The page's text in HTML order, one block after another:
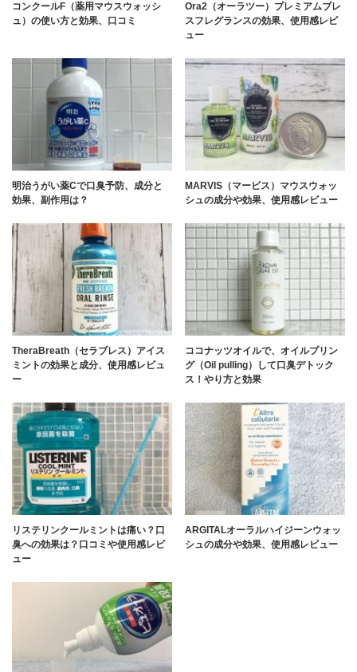
コンクールF（薬用マウスウォッシ
ュ）の使い方と効果、口コミ
Ora2（オーラツー）プレミアムブレ
スフレグランスの効果、使用感レビ
ュー
明治うがい薬Cで口臭予防、成分と
効果、副作用は？
MARVIS（マービス）マウスウォッ
シュの成分や効果、使用感レビュー
TheraBreath（セラブレス）アイス
ミントの効果と成分、使用感レビュ
ー
ココナッツオイルで、オイルプリン
グ（Oil pulling）して口臭デトック
ス！やり方と効果
リステリンクールミントは痛い？口
臭への効果は？口コミや使用感レビ
ュー
ARGITALオーラルハイジーンウォッ
シュの成分や効果、使用感レビュー